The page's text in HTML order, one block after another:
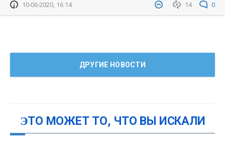
14 0
10-06-2020, 16:14
ДРУГИЕ НОВОСТИ
ЭТО МОЖЕТ ТО, ЧТО ВЫ ИСКАЛИ